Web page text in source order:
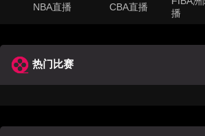
NBA直播 CBA直播
播
热门比赛